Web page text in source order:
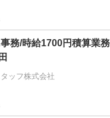
務/時給1700円積算業
ッフ株式会社